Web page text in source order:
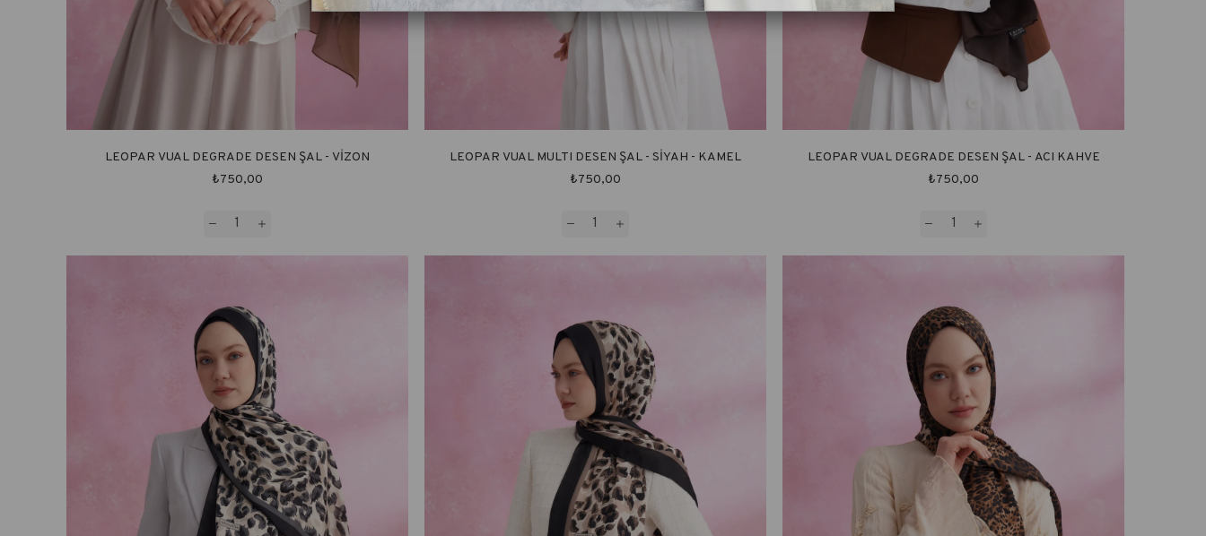
LEOPAR VUAL DEGRADE DESEN ŞAL - VİZON
₺750,00
LEOPAR VUAL MULTI DESEN ŞAL - SİYAH - KAMEL
₺750,00
LEOPAR VUAL DEGRADE DESEN ŞAL - ACI KAHVE
₺750,00